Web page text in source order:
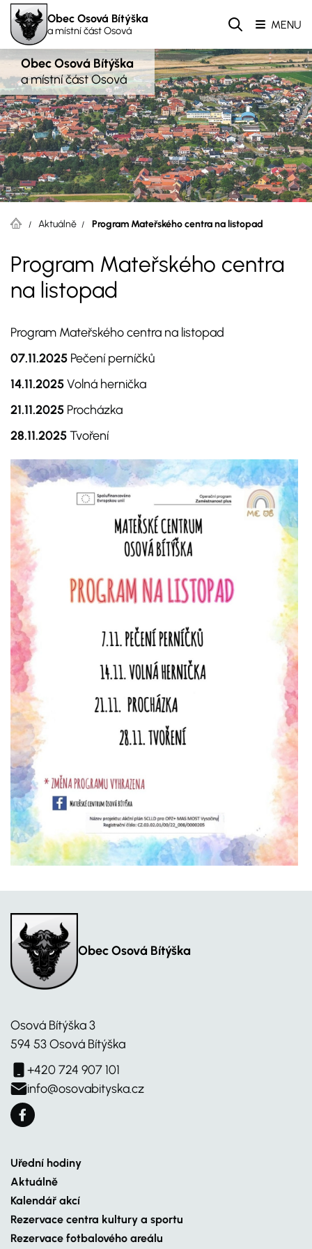
Obec Osová Bítýška
a místní část Osová MENU
Obec Osová Bítýška
a místní část Osová
Aktuálně Program Mateřského centra na listopad
Program Mateřského centra
na listopad
Program Mateřského centra na listopad
07.11.2025 Pečení perníčků
14.11.2025Volná hernička
21.11.2025 Procházka
28.11.2025Tvoření
Obec Osová Bítýška
Osová Bítýška 3
594 53 Osová Bítýška
+420 724 907 101
info@osovabityska.cz
Uřední hodiny
Aktuálně
Kalendář akcí
Rezervace centra kultury a sportu
Rezervace fotbalového areálu